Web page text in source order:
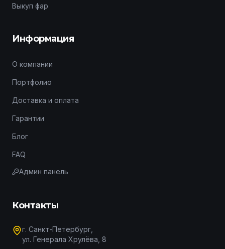
Выкуп фар
Информация
О компании
Портфолио
Доставка и оплата
Гарантии
Блог
FAQ
Админ панель
Контакты
г. Санкт-Петербург,
ул. Генерала Хрулёва, 8